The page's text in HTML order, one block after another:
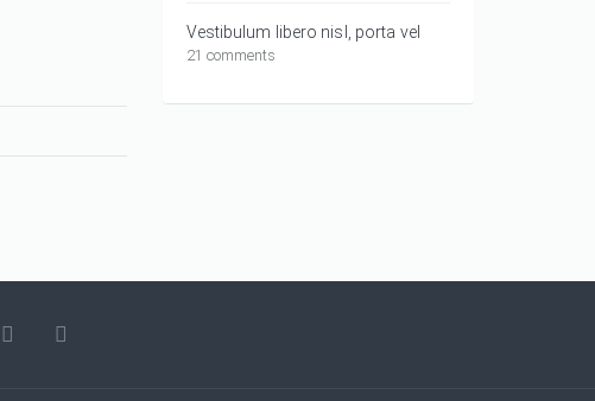
Vestibulum libero nisl, porta vel
21 comments